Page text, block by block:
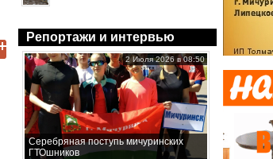
Репортажи и интервью
Серебряная поступь мичуринских
ГТОшников
2 Июля 2026 в 08:50